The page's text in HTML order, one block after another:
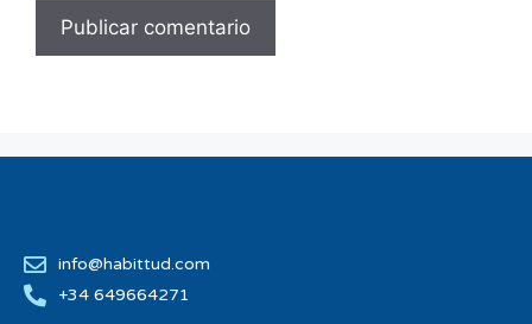
info@habittud.com
+34 649664271